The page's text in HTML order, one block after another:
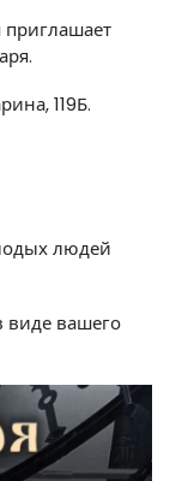
119Б.
людей
виде вашего